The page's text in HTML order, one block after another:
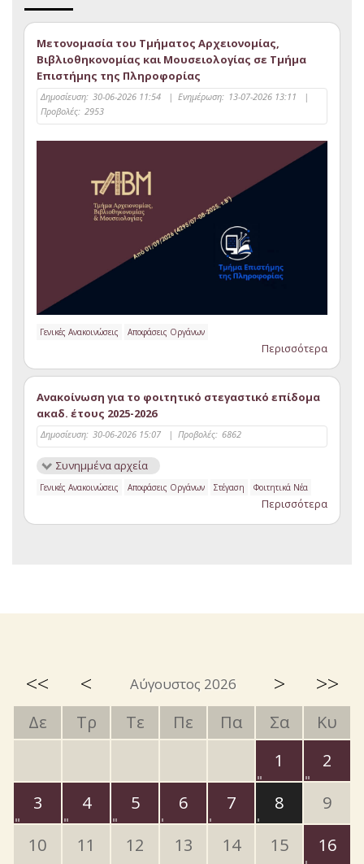
Μετονομασία του Τμήματος Αρχειονομίας,
Βιβλιοθηκονομίας και Μουσειολογίας σε Τμήμα
Επιστήμης της Πληροφορίας
Δημοσίευση: 30-06-2026 11:54 | Ενημέρωση: 13-07-2026 13:11
|
Προβολές: 2953
Γενικές Ανακοινώσεις Αποφάσεις Οργάνων
Περισσότερα
Ανακοίνωση για το φοιτητικό στεγαστικό επίδομα
ακαδ. έτους 2025-2026
Δημοσίευση: 30-06-2026 15:07 | Προβολές: 6862
Συνημμένα αρχεία
Γενικές Ανακοινώσεις Αποφάσεις Οργάνων Στέγαση Φοιτητικά Νέα
Περισσότερα
<< < Αύγουστος 2026 > >>
Δε Τρ Τε Πε Πα Σα
Κυ
1
2
3
4 5 6 7 8
9
10
11 12 13 14 15
16